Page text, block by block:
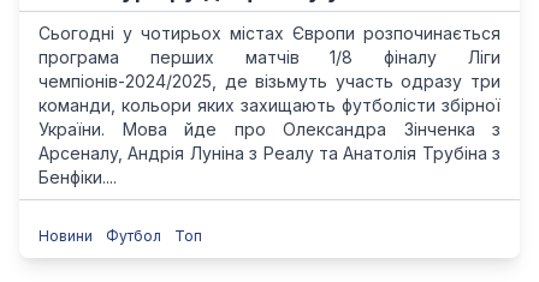
Сьогодні у чотирьох містах Європи розпочинається
програма перших матчів 1/8 фіналу Ліги
чемпіонів-2024/2025, де візьмуть участь одразу три
команди, кольори яких захищають футболісти збірної
України. Мова йде про Олександра Зінченка з
Арсеналу, Андрія Луніна з Реалу та Анатолія Трубіна з
Бенфіки....
Новини Футбол Топ